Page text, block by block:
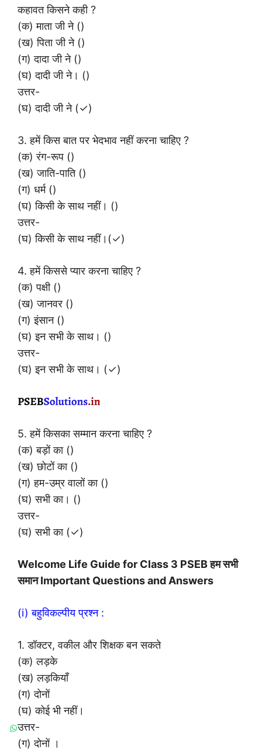
कहावत किसने कही ?
(क) माता जी ने ()
(ख) पिता जी ने ()
(ग) दादा जी ने ()
(घ) दादी जी ने। ()
उत्तर-
(घ) दादी जी ने (✓)
3. हमें किस बात पर भेदभाव नहीं करना चाहिए ?
(क) रंग-रूप ()
(ख) जाति-पाति ()
(ग) धर्म ()
(घ) किसी के साथ नहीं। ()
उत्तर-
(घ) किसी के साथ नहीं।(✓)
4. हमें किससे प्यार करना चाहिए ?
(क) पक्षी ()
(ख) जानवर ()
(ग) इंसान ()
(घ) इन सभी के साथ। ()
उत्तर-
(घ) इन सभी के साथ। (✓)
5. हमें किसका सम्मान करना चाहिए ?
(क) बड़ों का ()
(ख) छोटों का ()
(ग) हम-उम्र वालों का ()
(घ) सभी का। ()
उत्तर-
(घ) सभी का (✓)
Welcome Life Guide for Class 3 PSEB हम सभी
समान Important Questions and Answers
(i) बहुविकल्पीय प्रश्न :
1. डॉक्टर, वकील और शिक्षक बन सकते
(क) लड़के
(ख) लड़कियाँ
(ग) दोनों
(घ) कोई भी नहीं।
उत्तर-
(ग) दोनों ।